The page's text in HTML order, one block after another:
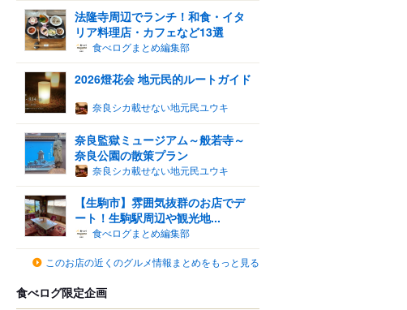
法隆寺周辺でランチ！和食・イタ
リア料理店・カフェなど13選
食べログまとめ編集部
2026燈花会 地元民的ルートガイド
奈良シカ載せない地元民ユウキ
奈良監獄ミュージアム～般若寺～
奈良公園の散策プラン
奈良シカ載せない地元民ユウキ
【生駒市】雰囲気抜群のお店でデ
ート！生駒駅周辺や観光地...
食べログまとめ編集部
このお店の近くのグルメ情報まとめをもっと見る
食べログ限定企画